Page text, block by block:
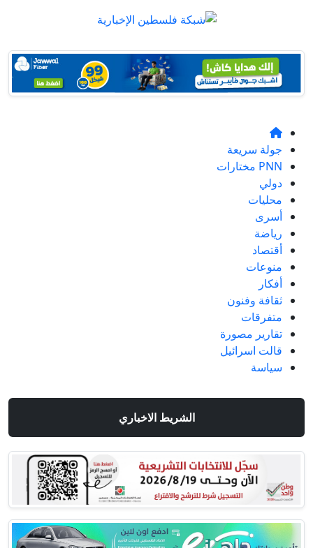
جولة سريعة
PNN مختارات
دولي
محليات
أسرى
رياضة
أقتصاد
منوعات
أفكار
ثقافة وفنون
متفرقات
تقارير مصورة
قالت اسرائيل
سياسة
الشريط الاخباري